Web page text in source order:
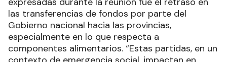
las transferencias de fondos por parte del
Gobierno nacional hacia las provincias,
especialmente en lo que respecta a
componentes alimentarios. “Estas partidas, en un